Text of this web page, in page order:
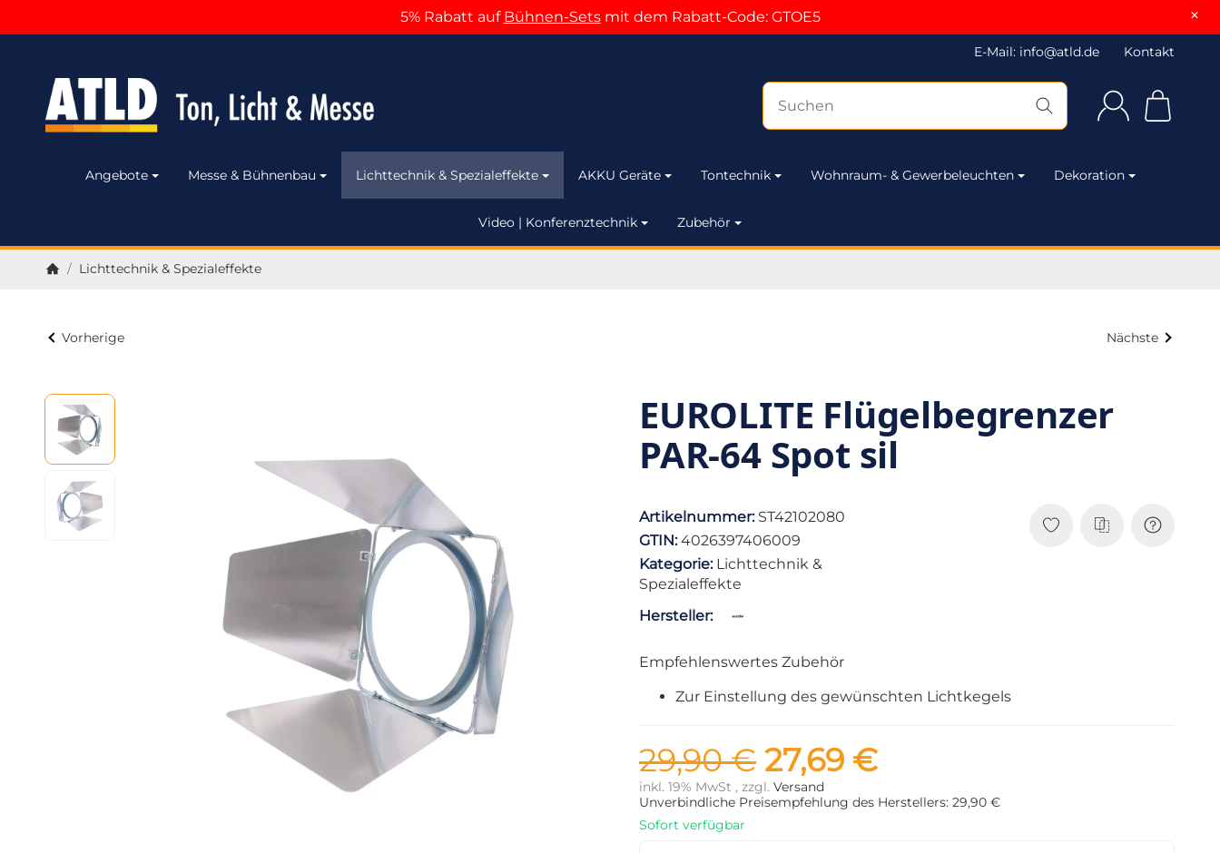
5% Rabatt auf Bühnen-Setsmit dem Rabatt-Code: GTOE5 ×
E-Mail: info@atld.de Kontakt
Angebote Messe & Bühnenbau Lichttechnik & Spezialeffekte AKKU Geräte Tontechnik Wohnraum- & Gewerbeleuchten Dekoration
Video | Konferenztechnik Zubehör
/ Lichttechnik & Spezialeffekte
Vorherige Nächste
EUROLITE Flügelbegrenzer
PAR-64 Spot sil
Artikelnummer: ST42102080
GTIN:4026397406009
Kategorie: Lichttechnik &
Spezialeffekte
Hersteller:
Empfehlenswertes Zubehör
Zur Einstellung des gewünschten Lichtkegels
29,90 € 27,69 €
inkl. 19% MwSt , zzgl. Versand
Unverbindliche Preisempfehlung des Herstellers: 29,90 €
Sofort verfügbar